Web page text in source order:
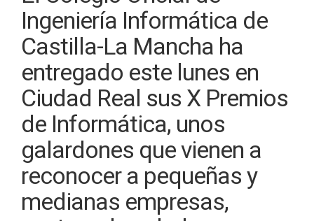
Ingeniería Informática de
Castilla-La Mancha ha
entregado este lunes en
Ciudad Real sus X Premios
de Informática, unos
galardones que vienen a
reconocer a pequeñas y
medianas empresas,